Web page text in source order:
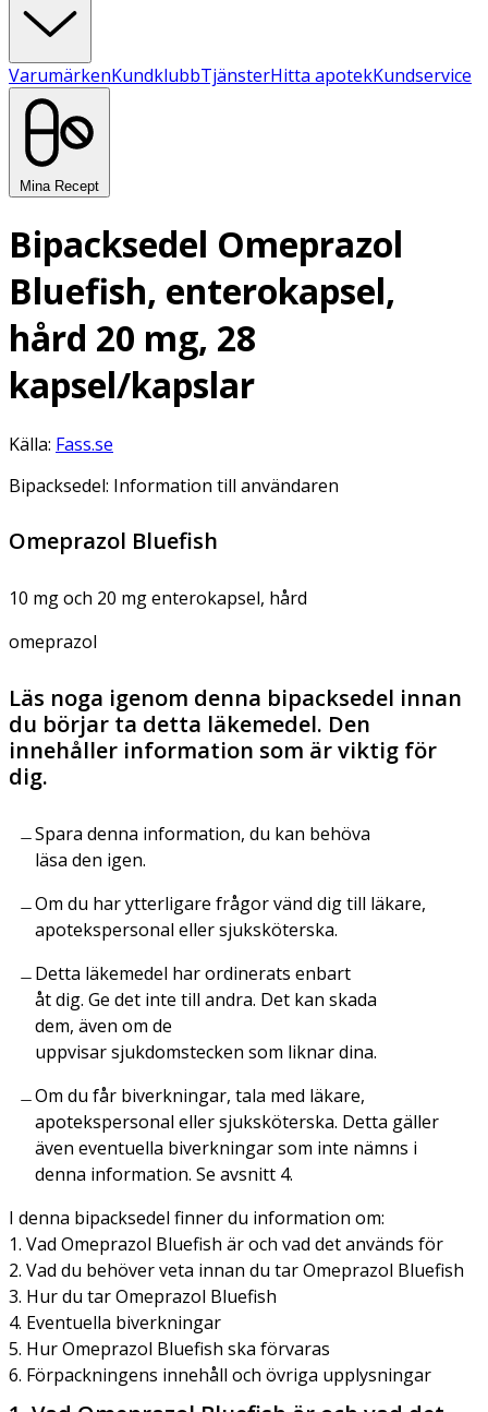
VarumärkenKundklubbTjänsterHitta apotekKundservice
Mina Recept
Bipacksedel Omeprazol
Bluefish, enterokapsel,
hård 20 mg, 28
kapsel/kapslar
Källa: Fass.se
Bipacksedel: Information till användaren
Omeprazol Bluefish
10 mg och 20 mg enterokapsel, hård
omeprazol
Läs noga igenom denna bipacksedel innan
du börjar ta detta läkemedel. Den
innehåller information som är viktig för
dig.
Spara denna information, du kan behöva
läsa den igen.
Om du har ytterligare frågor vänd dig till läkare,
apotekspersonal eller sjuksköterska.
Detta läkemedel har ordinerats enbart
åt dig. Ge det inte till andra. Det kan skada
dem, även om de
uppvisar sjukdomstecken som liknar dina.
Om du får biverkningar, tala med läkare,
apotekspersonal eller sjuksköterska. Detta gäller
även eventuella biverkningar som inte nämns i
denna information. Se avsnitt 4.
I denna bipacksedel finner du information om:
1. Vad Omeprazol Bluefish är och vad det används för
2. Vad du behöver veta innan du tar Omeprazol Bluefish
3. Hur du tar Omeprazol Bluefish
4. Eventuella biverkningar
5. Hur Omeprazol Bluefish ska förvaras
6. Förpackningens innehåll och övriga upplysningar